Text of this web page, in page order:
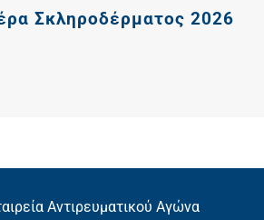
Σκληροδέρματος 2026
Αντιρευματικού Αγώνα